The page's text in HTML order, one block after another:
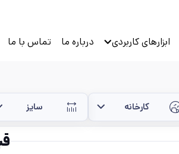
ابزارهای کاربردی درباره ما تماس با ما
کارخانه سایز